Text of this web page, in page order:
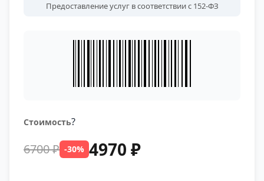
Предоставление услуг в соответствии с 152-ФЗ
Стоимость?
6700 ₽ -30% 4970 ₽